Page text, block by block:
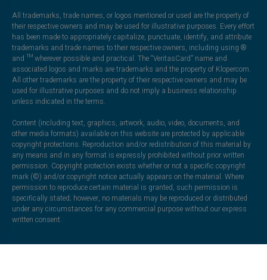
All trademarks, trade names, or logos mentioned or used are the property of
their respective owners and may be used for illustrative purposes. Every effort
has been made to appropriately capitalize, punctuate, identify, and attribute
trademarks and trade names to their respective owners, including using ®
and ™ wherever possible and practical. The “VeritasCard” name and
associated logos and marks are trademarks and the property of Klopercom.
All other trademarks are the property of their respective owners and may be
used for illustrative purposes and do not imply a business relationship
unless indicated in the terms.
Content (including text, graphics, artwork, audio, video, documents, and
other media formats) available on this website are protected by applicable
copyright protections. Reproduction and/or redistribution of this material by
any means and in any format is expressly prohibited without prior written
permission. Copyright protection exists whether or not a specific copyright
mark (©) and/or copyright notice actually appears on the material. Where
permission to reproduce certain material is granted, such permission is
specifically stated; however, no materials may be reproduced or distributed
under any circumstances for any commercial purpose without our express
written consent.